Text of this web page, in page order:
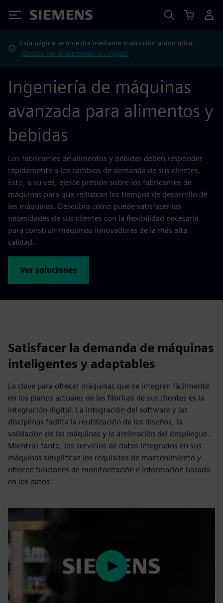
Siemens
Esta página se muestra mediante traducción automática.
¿Deseas ver el contenido en inglés?
Ingeniería de máquinas
avanzada para alimentos y
bebidas
Los fabricantes de alimentos y bebidas deben responder
rápidamente a los cambios de demanda de sus clientes.
Esto, a su vez, ejerce presión sobre los fabricantes de
máquinas para que reduzcan los tiempos de desarrollo de
las máquinas. Descubra cómo puede satisfacer las
necesidades de sus clientes con la flexibilidad necesaria
para construir máquinas innovadoras de la más alta
calidad.
Ver soluciones
Satisfacer la demanda de máquinas
inteligentes y adaptables
La clave para ofrecer máquinas que se integren fácilmente
en los planos actuales de las fábricas de sus clientes es la
integración digital. La integración del software y las
disciplinas facilita la reutilización de los diseños, la
validación de las máquinas y la aceleración del despliegue.
Mientras tanto, los servicios de datos integrados en sus
máquinas simplifican los requisitos de mantenimiento y
ofrecen funciones de monitorización e información basada
en los datos.
Play